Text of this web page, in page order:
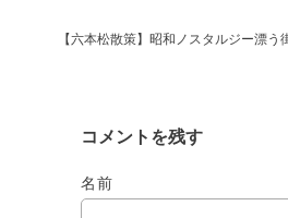
【六本松散策】昭和ノスタルジー漂
コメントを残す
名前